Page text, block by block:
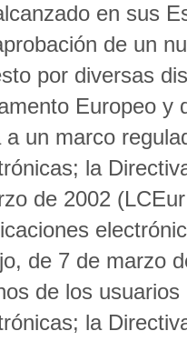
en sus
de un
por diversas
Europeo
un marco
la
de 2002
de 7 de marzo
de los
la